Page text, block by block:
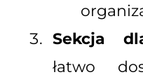
Sekcja
łatwo